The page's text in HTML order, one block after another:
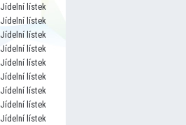
Jídelní lístek
Jídelní lístek
Jídelní lístek
Jídelní lístek
Jídelní lístek
Jídelní lístek
Jídelní lístek
Jídelní lístek
Jídelní lístek